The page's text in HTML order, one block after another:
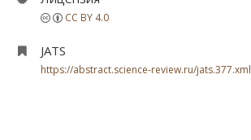
CC BY 4.0
JATS
https://abstract.science-review.ru/jats.377.xml